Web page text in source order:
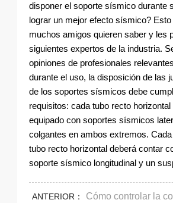
disponer el soporte sísmico durante
lograr un mejor efecto sísmico?
muchos amigos quieren saber y les
siguientes expertos de la industria.
opiniones de profesionales
durante el uso, la disposición de las
de los soportes sísmicos debe
requisitos: cada tubo recto
equipado con soportes sísmicos
colgantes en ambos extremos.
tubo recto horizontal deberá contar
soporte sísmico longitudinal y un
ANTERIOR： Cómo controlar la